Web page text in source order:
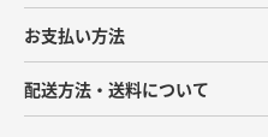
お支払い方法
配送方法・送料について